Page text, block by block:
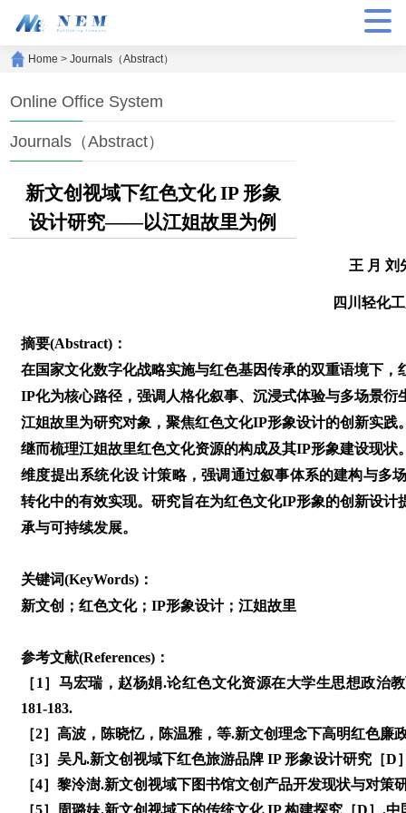
Home >Journals（Abstract）
Online Office System
Journals（Abstract）
新文创视域下红色文化 IP 形象
设计研究——以江姐故里为例
王 月 刘
四川轻化
摘要(Abstract)：
在国家文化数字化战略实施与红色基因传承的双重语境下
IP化为核心路径，强调人格化叙事、沉浸式体验与多场景
江姐故里为研究对象，聚焦红色文化IP形象设计的创新实
继而梳理江姐故里红色文化资源的构成及其IP形象建设现
维度提出系统化设 计策略，强调通过叙事体系的建构与多
转化中的有效实现。研究旨在为红色文化IP形象的创新设
承与可持续发展。
关键词(KeyWords)：
新文创；红色文化；IP形象设计；江姐故里
参考文献(References)：
［1］马宏瑞，赵杨娟.论红色文化资源在大学生思想政治
181-183.
［2］高波，陈晓忆，陈温雅，等.新文创理念下高明红色
［3］吴凡.新文创视域下红色旅游品牌 IP 形象设计研究［
［4］黎泠澍.新文创视域下图书馆文创产品开发现状与对策
［5］周璐妹.新文创视域下的传统文化 IP 构建探究［D］.中